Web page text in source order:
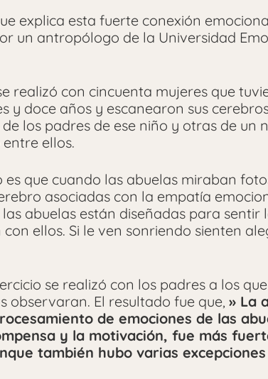
explica esta fuerte conexión
un antropólogo de la Universidad
realizó con cincuenta mujeres que
y doce años y escanearon sus
los padres de ese niño y otras de un
ellos.
es que cuando las abuelas miraban
asociadas con la empatía
abuelas están diseñadas para sentir
ellos. Si le ven sonriendo sienten
se realizó con los padres a los
observaran. El resultado fue que, » La
de emociones de las
y la motivación, fue más
también hubo varias